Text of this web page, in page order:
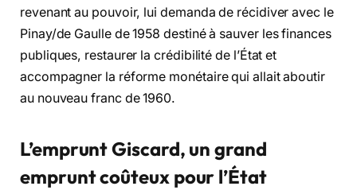
revenant au pouvoir, lui demanda de récidiver avec le
Pinay/de Gaulle de 1958 destiné à sauver les finances
publiques, restaurer la crédibilité de l’État et
accompagner la réforme monétaire qui allait aboutir
au nouveau franc de 1960.
L’emprunt Giscard, un grand
emprunt coûteux pour l’État